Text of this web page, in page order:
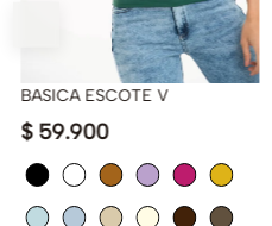
BASICA ESCOTE V
$ 59.900